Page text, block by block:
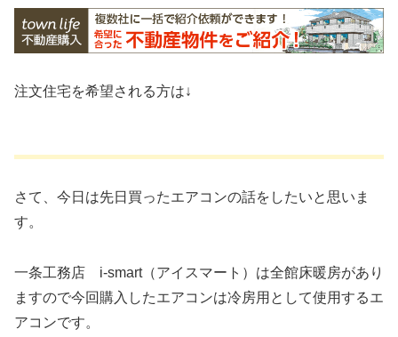
注文住宅を希望される方は↓
さて、今日は先日買ったエアコンの話をしたいと思いま
す。
一条工務店 i-smart（アイスマート）は全館床暖房があり
ますので今回購入したエアコンは冷房用として使用するエ
アコンです。